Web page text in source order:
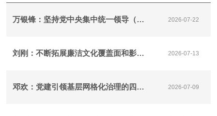
万银锋：坚持党中央集中统一领导（深入学习贯彻习近平党建思想） 2026-07-22
刘刚：不断拓展廉洁文化覆盖面和影响力 2026-07-13
邓欢：党建引领基层网格化治理的四重路径 2026-07-09